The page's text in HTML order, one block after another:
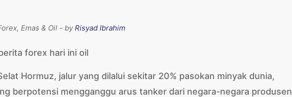
Emas & Oil - byRisyad Ibrahim
Hormuz, jalur yang dilalui sekitar 20% pasokan minyak dunia,
berpotensi mengganggu arus tanker dari negara-negara produsen